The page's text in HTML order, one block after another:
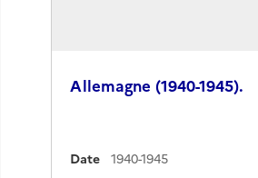
Allemagne (1940-1945).
Date
1940-1945